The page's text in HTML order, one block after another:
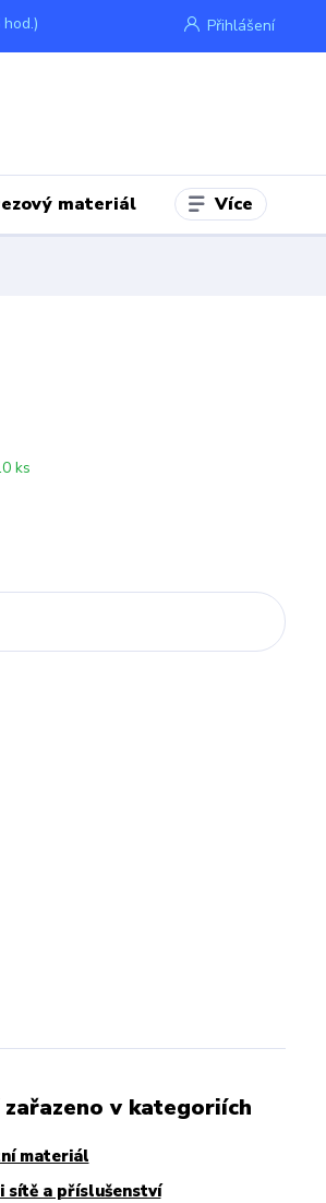
Přihlášení
materiál Více
ks
zařazeno v kategoriích
materiál
sítě a příslušenství